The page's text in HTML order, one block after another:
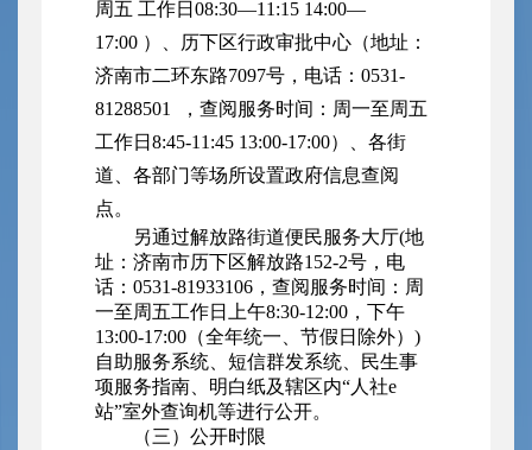
周五 工作日08:30—11:15 14:00—
17:00 ）、历下区行政审批中心（地址：
济南市二环东路7097号，电话：0531-
81288501 ，查阅服务时间：周一至周五
工作日8:45-11:45 13:00-17:00）、各街
道、各部门等场所设置政府信息查阅
点。
另通过解放路街道便民服务大厅(地
址：济南市历下区解放路152-2号，电
话：0531-81933106，查阅服务时间：周
一至周五工作日上午8:30-12:00，下午
13:00-17:00（全年统一、节假日除外） )
自助服务系统、短信群发系统、民生事
项服务指南、明白纸及辖区内“人社e
站”室外查询机等进行公开。
（三）公开时限